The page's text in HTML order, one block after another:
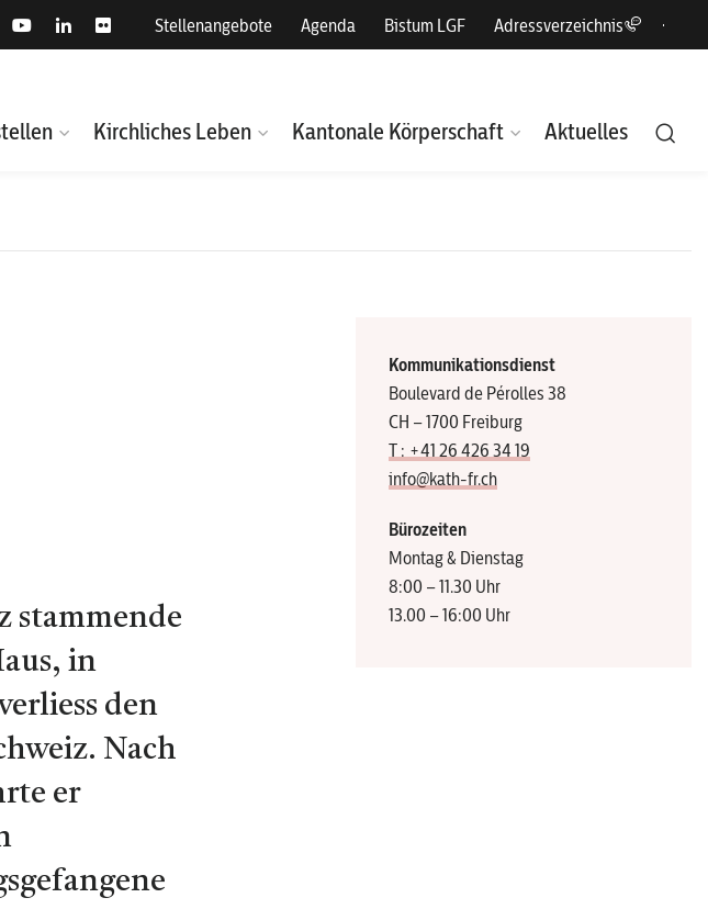
Stellenangebote Agenda Bistum LGF Adressverzeichnis
Kirchliches Leben Kantonale Körperschaft Aktuelles
stammende
in
den
Nach
er
Kommunikationsdienst
Boulevard de Pérolles 38
CH – 1700 Freiburg
T : +41 26 426 34 19
info@kath-fr.ch
Bürozeiten
Montag & Dienstag
8:00 – 11.30 Uhr
13.00 – 16:00 Uhr